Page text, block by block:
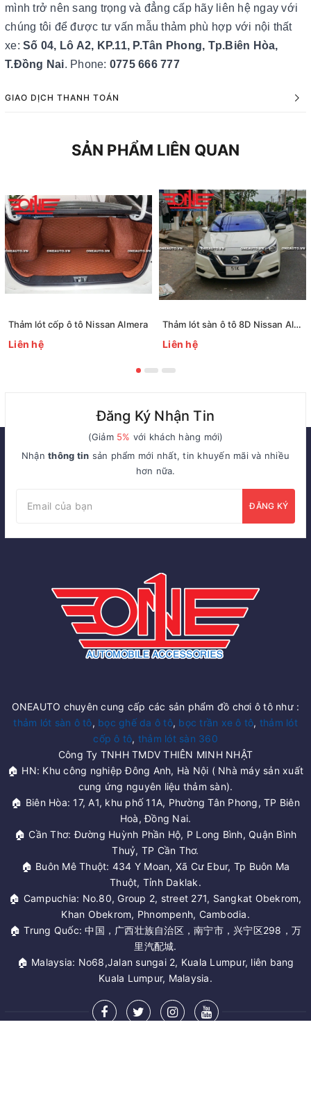
mình trở nên sang trọng và đẳng cấp hãy liên hệ ngay với
chúng tôi để được tư vấn mẫu thảm phù hợp với nội thất
xe: Số 04, Lô A2, KP.11, P.Tân Phong, Tp.Biên Hòa,
T.Đồng Nai. Phone: 0775 666 777
GIAO DỊCH THANH TOÁN
SẢN PHẨM LIÊN QUAN
Thảm lót cốp ô tô Nissan Almera
Liên hệ
Thảm lót sàn ô tô 8D Nissan Almera Full viền cửa
Liên hệ
Đăng Ký Nhận Tin
(Giảm 5% với khách hàng mới)
Nhậnthông tin sản phẩm mới nhất, tin khuyến mãi và nhiều
hơn nữa.
ĐĂNG KÝ
ONEAUTO chuyên cung cấp các sản phẩm đồ chơi ô tô như :
thảm lót sàn ô tô, bọc ghế da ô tô, bọc trần xe ô tô, thảm lót
cốp ô tô, thảm lót sàn 360
Công Ty TNHH TMDV THIÊN MINH NHẬT
🏠 HN: Khu công nghiệp Đông Anh, Hà Nội ( Nhà máy sản xuất
cung ứng nguyên liệu thảm sàn).
🏠 Biên Hòa: 17, A1, khu phố 11A, Phường Tân Phong, TP Biên
Hoà, Đồng Nai.
🏠 Cần Thơ: Đường Huỳnh Phần Hộ, P Long Bình, Quận Bình
Thuỷ, TP Cần Thơ.
🏠 Buôn Mê Thuột: 434 Y Moan, Xã Cư Ebur, Tp Buôn Ma
Thuột, Tỉnh Daklak.
🏠 Campuchia: No.80, Group 2, street 271, Sangkat Obekrom,
Khan Obekrom, Phnompenh, Cambodia.
🏠 Trung Quốc: 中国，广西壮族自治区，南宁市，兴宁区298，万
里汽配城.
🏠 Malaysia: No68,Jalan sungai 2, Kuala Lumpur, liên bang
Kuala Lumpur, Malaysia.